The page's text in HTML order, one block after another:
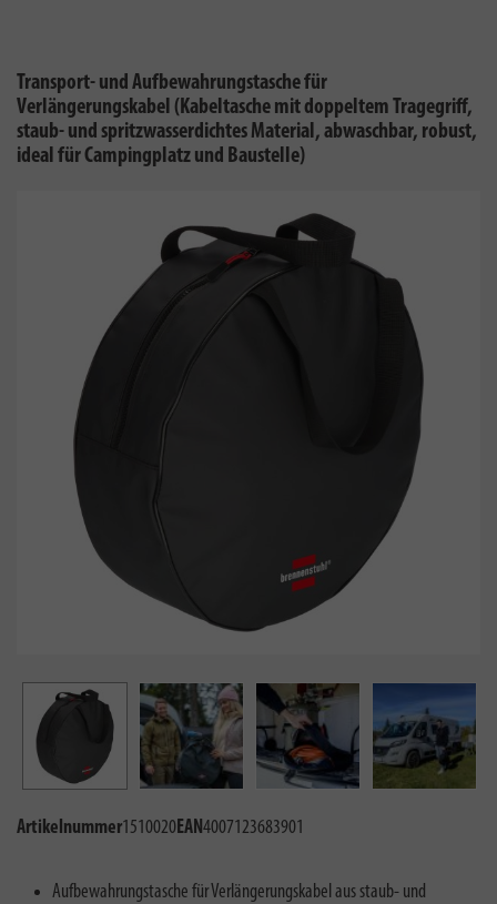
Transport- und Aufbewahrungstasche für
Verlängerungskabel (Kabeltasche mit doppeltem Tragegriff,
staub- und spritzwasserdichtes Material, abwaschbar, robust,
ideal für Campingplatz und Baustelle)
Artikelnummer1510020EAN4007123683901
Aufbewahrungstasche für Verlängerungskabel aus staub- und